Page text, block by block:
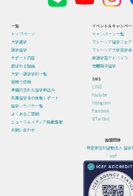
一覧
トップページ
大学進学
語学留学
サポート内容
選ばれる理由
大学・語学学校一覧
見積り依頼
準備の流れ＆留学申込み
先輩留学生の体験レポート
留学ノウハウ一覧
よくあるご質問
ニュース＆メディア掲載情報
お問い合わせ
イベント＆キャンペー
キャンペーン一覧
マレーシア留学フェア
マレーシア大学見学会
英語学習アドバイス
短期親子留学
SNS
LINE
Youtube
Instagram
Facebook
X(Twitter)
加盟団体
特定非営利活動法人 留学
icef